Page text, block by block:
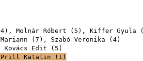
), Molnár Róbert ( 5 ), Kiffer Gyula (
( 7 ), Szabó Veronika ( 4
Kovács Edit ( 5
Prill Katalin ( 1 )